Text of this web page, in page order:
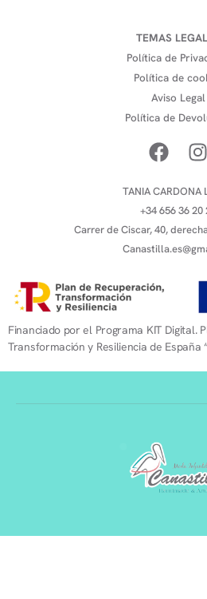
TEMAS
Política de
Política de
Aviso Legal
Política de
TANIA CARDONA
+34 656 36 20
Carrer de Ciscar, 40,
Financiado por el Programa KIT Digital.
Transformación y Resiliencia de España